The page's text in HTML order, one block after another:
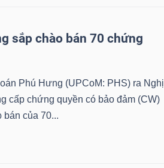
sắp chào bán 70 chứng
Phú Hưng (UPCoM: PHS) ra Nghị
cấp chứng quyền có bảo đảm (CW)
bán của 70...